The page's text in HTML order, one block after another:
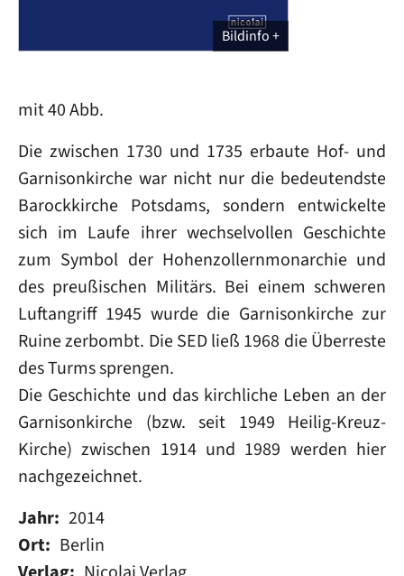
Bildinfo
mit 40 Abb.
Die zwischen 1730 und 1735 erbaute Hof- und
Garnisonkirche war nicht nur die bedeutendste
Barockkirche Potsdams, sondern entwickelte
sich im Laufe ihrer wechselvollen Geschichte
zum Symbol der Hohenzollernmonarchie und
des preußischen Militärs. Bei einem schweren
Luftangriff 1945 wurde die Garnisonkirche zur
Ruine zerbombt. Die SED ließ 1968 die Überreste
des Turms sprengen.
Die Geschichte und das kirchliche Leben an der
Garnisonkirche (bzw. seit 1949 Heilig-Kreuz-
Kirche) zwischen 1914 und 1989 werden hier
nachgezeichnet.
Jahr 2014
Ort
Berlin